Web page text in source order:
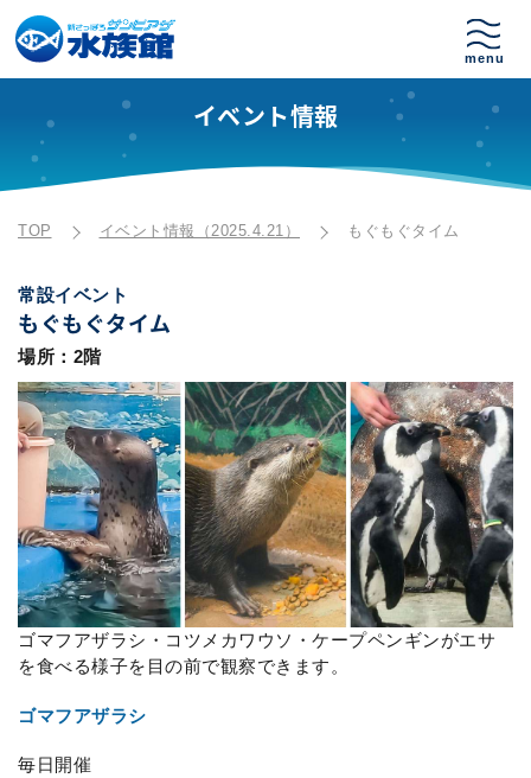
イベント情報
TOP イベント情報（2025.4.21） もぐもぐタイム
常設イベント
もぐもぐタイム
場所：2階
ゴマフアザラシ・コツメカワウソ・ケープペンギンがエサ
を食べる様子を目の前で観察できます。
ゴマフアザラシ
毎日開催